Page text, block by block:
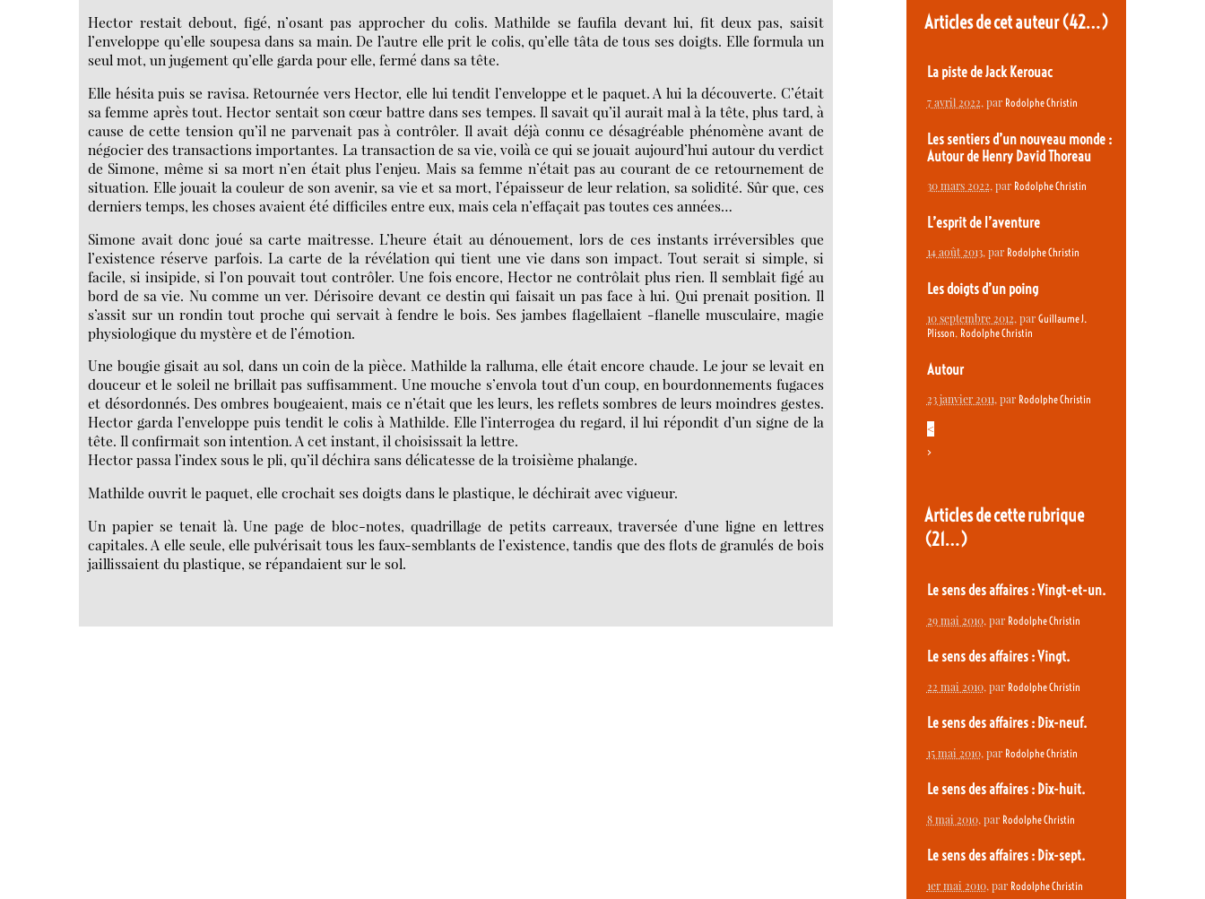
Hector restait debout, figé, n’osant pas approcher du colis. Mathilde se faufila devant lui, fit deux pas, saisit
l’enveloppe qu’elle soupesa dans sa main. De l’autre elle prit le colis, qu’elle tâta de tous ses doigts. Elle formula un
seul mot, un jugement qu’elle garda pour elle, fermé dans sa tête.
Elle hésita puis se ravisa. Retournée vers Hector, elle lui tendit l’enveloppe et le paquet. A lui la découverte. C’était
sa femme après tout. Hector sentait son cœur battre dans ses tempes. Il savait qu’il aurait mal à la tête, plus tard, à
cause de cette tension qu’il ne parvenait pas à contrôler. Il avait déjà connu ce désagréable phénomène avant de
négocier des transactions importantes. La transaction de sa vie, voilà ce qui se jouait aujourd’hui autour du verdict
de Simone, même si sa mort n’en était plus l’enjeu. Mais sa femme n’était pas au courant de ce retournement de
situation. Elle jouait la couleur de son avenir, sa vie et sa mort, l’épaisseur de leur relation, sa solidité. Sûr que, ces
derniers temps, les choses avaient été difficiles entre eux, mais cela n’effaçait pas toutes ces années…
Simone avait donc joué sa carte maitresse. L’heure était au dénouement, lors de ces instants irréversibles que
l’existence réserve parfois. La carte de la révélation qui tient une vie dans son impact. Tout serait si simple, si
facile, si insipide, si l’on pouvait tout contrôler. Une fois encore, Hector ne contrôlait plus rien. Il semblait figé au
bord de sa vie. Nu comme un ver. Dérisoire devant ce destin qui faisait un pas face à lui. Qui prenait position. Il
s’assit sur un rondin tout proche qui servait à fendre le bois. Ses jambes flagellaient -flanelle musculaire, magie
physiologique du mystère et de l’émotion.
Une bougie gisait au sol, dans un coin de la pièce. Mathilde la ralluma, elle était encore chaude. Le jour se levait en
douceur et le soleil ne brillait pas suffisamment. Une mouche s’envola tout d’un coup, en bourdonnements fugaces
et désordonnés. Des ombres bougeaient, mais ce n’était que les leurs, les reflets sombres de leurs moindres gestes.
Hector garda l’enveloppe puis tendit le colis à Mathilde. Elle l’interrogea du regard, il lui répondit d’un signe de la
tête. Il confirmait son intention. A cet instant, il choisissait la lettre.
Hector passa l’index sous le pli, qu’il déchira sans délicatesse de la troisième phalange.
Mathilde ouvrit le paquet, elle crochait ses doigts dans le plastique, le déchirait avec vigueur.
Un papier se tenait là. Une page de bloc-notes, quadrillage de petits carreaux, traversée d’une ligne en lettres
capitales. A elle seule, elle pulvérisait tous les faux-semblants de l’existence, tandis que des flots de granulés de bois
jaillissaient du plastique, se répandaient sur le sol.
Articles de cet auteur(42…)
La piste de Jack Kerouac
7 avril 2022, par Rodolphe Christin
Les sentiers d’un nouveau monde :
Autour de Henry David Thoreau
30 mars 2022, par Rodolphe Christin
L’esprit de l’aventure
14 août 2013, par Rodolphe Christin
Les doigts d’un poing
10 septembre 2012, par Guillaume J.
Plisson, Rodolphe Christin
Autour
23 janvier 2011, par Rodolphe Christin
<
>
Articles de cette rubrique
(21…)
Le sens des affaires : Vingt-et-un.
29 mai 2010, par Rodolphe Christin
Le sens des affaires : Vingt.
22 mai 2010, par Rodolphe Christin
Le sens des affaires : Dix-neuf.
15 mai 2010, par Rodolphe Christin
Le sens des affaires : Dix-huit.
8 mai 2010, par Rodolphe Christin
Le sens des affaires : Dix-sept.
1er mai 2010, par Rodolphe Christin